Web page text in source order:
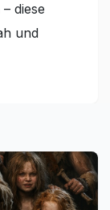
diese
und